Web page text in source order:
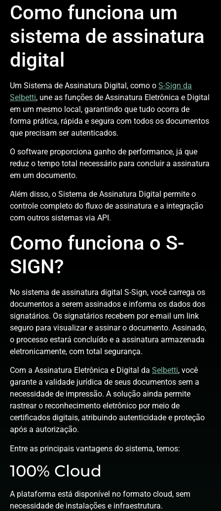
Como funciona um
sistema de assinatura
digital
Um Sistema de Assinatura Digital, como o S-Sign da
Selbetti, une as funções de Assinatura Eletrônica e Digital
em um mesmo local, garantindo que tudo ocorra de
forma prática, rápida e segura com todos os documentos
que precisam ser autenticados.
O software proporciona ganho de performance, já que
reduz o tempo total necessário para concluir a assinatura
em um documento.
Além disso, o Sistema de Assinatura Digital permite o
controle completo do fluxo de assinatura e a integração
com outros sistemas via API.
Como funciona o S-
SIGN?
No sistema de assinatura digital S-Sign, você carrega os
documentos a serem assinados e informa os dados dos
signatários. Os signatários recebem por e-mail um link
seguro para visualizar e assinar o documento. Assinado,
o processo estará concluído e a assinatura armazenada
eletronicamente, com total segurança.
Com a Assinatura Eletrônica e Digital da Selbetti, você
garante a validade jurídica de seus documentos sem a
necessidade de impressão. A solução ainda permite
rastrear o reconhecimento eletrônico por meio de
certificados digitais, atribuindo autenticidade e proteção
após a autorização.
Entre as principais vantagens do sistema, temos:
100% Cloud
A plataforma está disponível no formato cloud, sem
necessidade de instalações e infraestrutura.